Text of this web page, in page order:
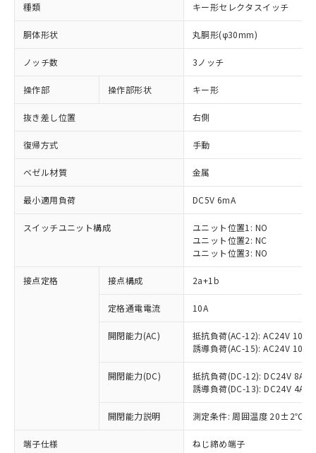
種類 キー形セレクタスイッチ
胴体形状 丸胴形(φ30mm)
ノッチ数 3ノッチ
操作部 操作部形状 キー形
抜き差し位置 右側
復帰方式 手動
ベゼル材質 金属
最小適用負荷 DC5V 6mA
スイッチユニット構成
ユニット位置1: NO
ユニット位置2: NC
ユニット位置3: NO
接点定格 接点構成 2a+1b
定格通電電流 10A
開閉能力(AC)
抵抗負荷(AC-12): AC24V 10A/
誘導負荷(AC-15): AC24V
開閉能力(DC)
抵抗負荷(DC-12): DC24V 8A/
誘導負荷(DC-13): DC24V 4A/
開閉能力説明 測定条件: 周囲温度 20±2℃、
端子仕様 ねじ締め端子
ご利用条件
対応済み：EU RoHS指令（10物質）の
非含有に対応した製品が提供可能な商品で
対応予定：EU RoHS指令（10物質）の非含
有に対応した製品に切り替える予定のある
対応予定なし：EU RoHS指令（10物質）の